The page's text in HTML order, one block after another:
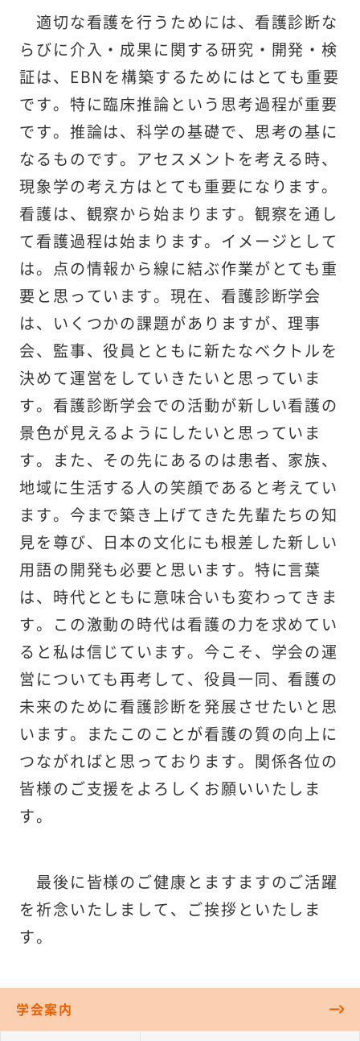
適切な看護を行うためには、看護診断な
らびに介入・成果に関する研究・開発・検
証は、EBNを構築するためにはとても重要
です。特に臨床推論という思考過程が重要
です。推論は、科学の基礎で、思考の基に
なるものです。アセスメントを考える時、
現象学の考え方はとても重要になります。
看護は、観察から始まります。観察を通し
て看護過程は始まります。イメージとして
は。点の情報から線に結ぶ作業がとても重
要と思っています。現在、看護診断学会
は、いくつかの課題がありますが、理事
会、監事、役員とともに新たなベクトルを
決めて運営をしていきたいと思っていま
す。看護診断学会での活動が新しい看護の
景色が見えるようにしたいと思っていま
す。また、その先にあるのは患者、家族、
地域に生活する人の笑顔であると考えてい
ます。今まで築き上げてきた先輩たちの知
見を尊び、日本の文化にも根差した新しい
用語の開発も必要と思います。特に言葉
は、時代とともに意味合いも変わってきま
す。この激動の時代は看護の力を求めてい
ると私は信じています。今こそ、学会の運
営についても再考して、役員一同、看護の
未来のために看護診断を発展させたいと思
います。またこのことが看護の質の向上に
つながればと思っております。関係各位の
皆様のご支援をよろしくお願いいたしま
す。
最後に皆様のご健康とますますのご活躍
を祈念いたしまして、ご挨拶といたしま
す。
学会案内